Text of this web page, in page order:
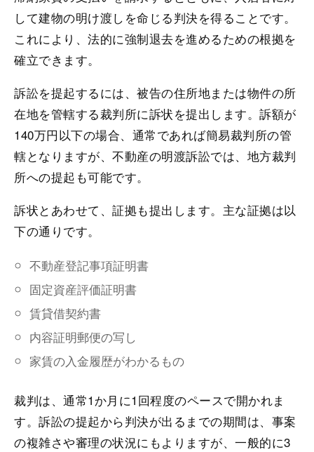
して建物の明け渡しを命じる判決を得ることです。
これにより、法的に強制退去を進めるための根拠を
確立できます。
訴訟を提起するには、被告の住所地または物件の所
在地を管轄する裁判所に訴状を提出します。訴額が
140万円以下の場合、通常であれば簡易裁判所の管
轄となりますが、不動産の明渡訴訟では、地方裁判
所への提起も可能です。
訴状とあわせて、証拠も提出します。主な証拠は以
下の通りです。
不動産登記事項証明書
固定資産評価証明書
賃貸借契約書
内容証明郵便の写し
家賃の入金履歴がわかるもの
裁判は、通常1か月に1回程度のペースで開かれま
す。訴訟の提起から判決が出るまでの期間は、事案
の複雑さや審理の状況にもよりますが、一般的に3